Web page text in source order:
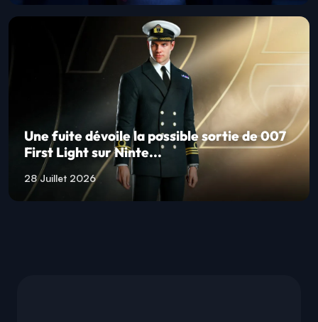
Une fuite dévoile la possible sortie de 007
First Light sur Ninte...
28 Juillet 2026